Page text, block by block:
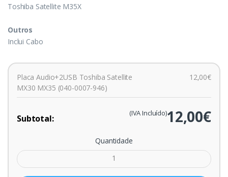
Toshiba Satellite M35X
Outros
Inclui Cabo
Placa Audio+2USB Toshiba Satellite
MX30 MX35 (040-0007-946)
12,00€
Subtotal: 12,00€
(IVA Incluído)
Quantidade